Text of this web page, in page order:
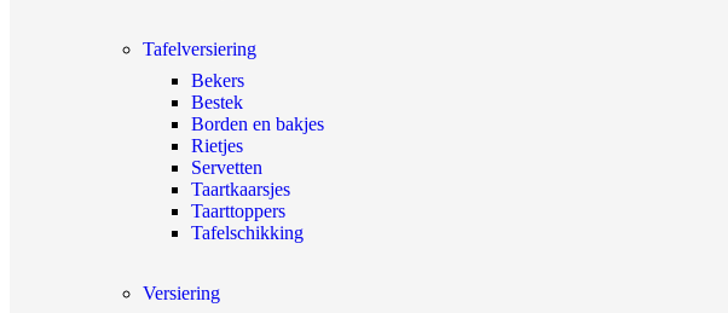
Tafelversiering
Bekers
Bestek
Borden en bakjes
Rietjes
Servetten
Taartkaarsjes
Taarttoppers
Tafelschikking
Versiering